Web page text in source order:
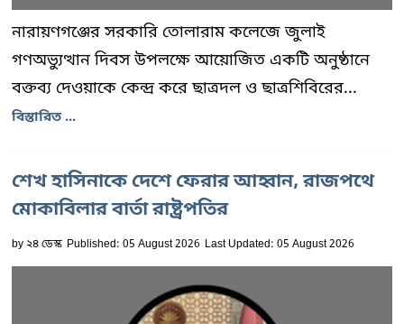
নারায়ণগঞ্জের সরকারি তোলারাম কলেজে জুলাই
গণঅভ্যুত্থান দিবস উপলক্ষে আয়োজিত একটি অনুষ্ঠানে
বক্তব্য দেওয়াকে কেন্দ্র করে ছাত্রদল ও ছাত্রশিবিরের...
বিস্তারিত ...
শেখ হাসিনাকে দেশে ফেরার আহ্বান, রাজপথে
মোকাবিলার বার্তা রাষ্ট্রপতির
by২৪ ডেস্ক Published: 05 August 2026 Last Updated: 05 August 2026